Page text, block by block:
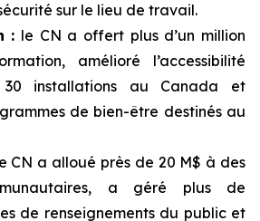
sur le lieu de travail.
: le CN a offert plus d’un million
amélioré l’accessibilité
installations au Canada et
de bien-être destinés au
CN a alloué près de 20 M$ à des
a géré plus de
de renseignements du public et